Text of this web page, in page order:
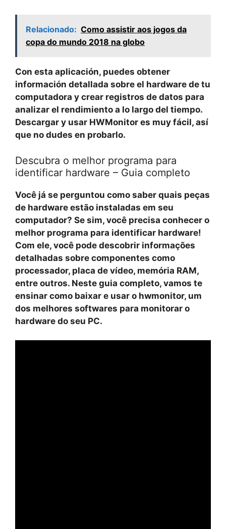
Relacionado: Como assistir aos jogos da
copa do mundo 2018 na globo
Con esta aplicación, puedes obtener
información detallada sobre el hardware de tu
computadora y crear registros de datos para
analizar el rendimiento a lo largo del tiempo.
Descargar y usar HWMonitor es muy fácil, así
que no dudes en probarlo.
Descubra o melhor programa para
identificar hardware – Guia completo
Você já se perguntou como saber quais peças
de hardware estão instaladas em seu
computador? Se sim, você precisa conhecer o
melhor programa para identificar hardware!
Com ele, você pode descobrir informações
detalhadas sobre componentes como
processador, placa de vídeo, memória RAM,
entre outros. Neste guia completo, vamos te
ensinar como baixar e usar o hwmonitor, um
dos melhores softwares para monitorar o
hardware do seu PC.